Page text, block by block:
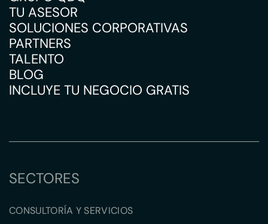
TU ASESOR
SOLUCIONES CORPORATIVAS
PARTNERS
TALENTO
BLOG
INCLUYE TU NEGOCIO GRATIS
SECTORES
CONSULTORÍA Y SERVICIOS